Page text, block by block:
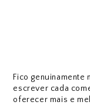
Fico genuinamente
escrever cada
oferecer mais e